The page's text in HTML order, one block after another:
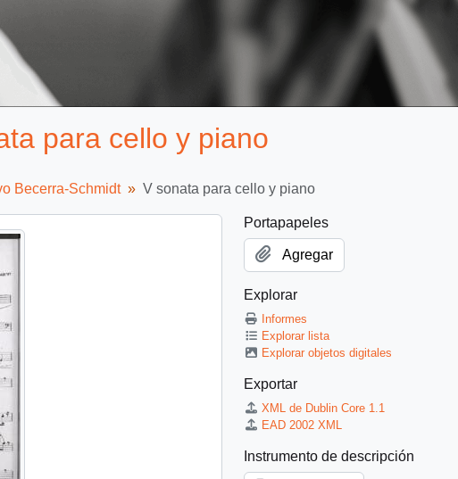
para cello y piano
Becerra-Schmidt V sonata para cello y piano
Portapapeles
Agregar
Explorar
Informes
Explorar lista
Explorar objetos digitales
Exportar
XML de Dublin Core 1.1
EAD 2002 XML
Instrumento de descripción